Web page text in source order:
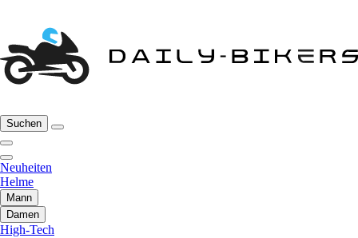
Suchen
Neuheiten
Helme
Mann
Damen
High-Tech